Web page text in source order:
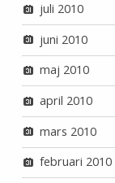
juli 2010
juni 2010
maj 2010
april 2010
mars 2010
februari 2010